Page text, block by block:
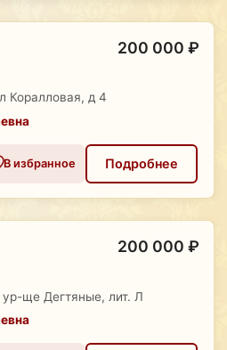
200 000 ₽
Коралловая, д 4
В избранное Подробнее
200 000 ₽
ур-ще Дегтяные, лит. Л